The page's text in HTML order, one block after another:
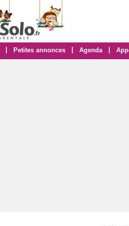
Petites annonces Agenda